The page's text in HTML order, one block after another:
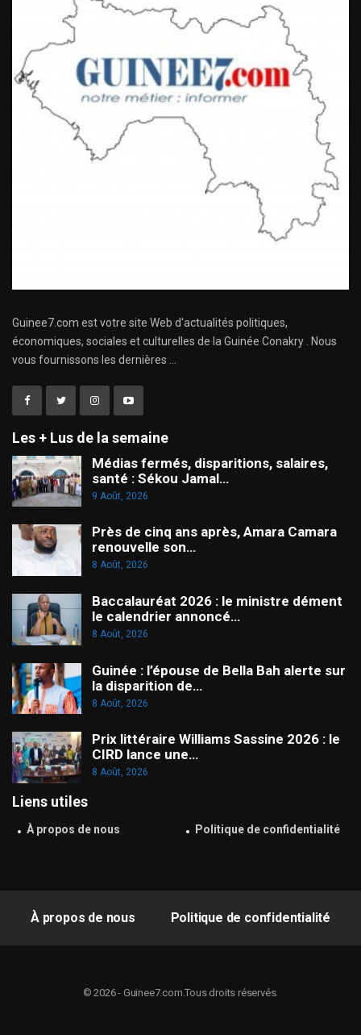
Guinee7.com est votre site Web d'actualités politiques,
économiques, sociales et culturelles de la Guinée Conakry . Nous
vous fournissons les dernières ...
Les + Lus de la semaine
Médias fermés, disparitions, salaires,
santé : Sékou Jamal…
9 Août, 2026
Près de cinq ans après, Amara Camara
renouvelle son…
8 Août, 2026
Baccalauréat 2026 : le ministre dément
le calendrier annoncé…
8 Août, 2026
Guinée : l’épouse de Bella Bah alerte sur
la disparition de…
8 Août, 2026
Prix littéraire Williams Sassine 2026 : le
CIRD lance une…
8 Août, 2026
Liens utiles
À propos de nous Politique de confidentialité
À propos de nous Politique de confidentialité
© 2026 - Guinee7.com.Tous droits réservés.